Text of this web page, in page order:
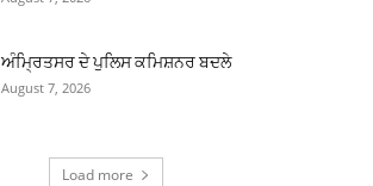
ਅੰਮ੍ਰਿਤਸਰ ਦੇ ਪੁਲਿਸ ਕਮਿਸ਼ਨਰ ਬਦਲੇ
August 7, 2026
Load more